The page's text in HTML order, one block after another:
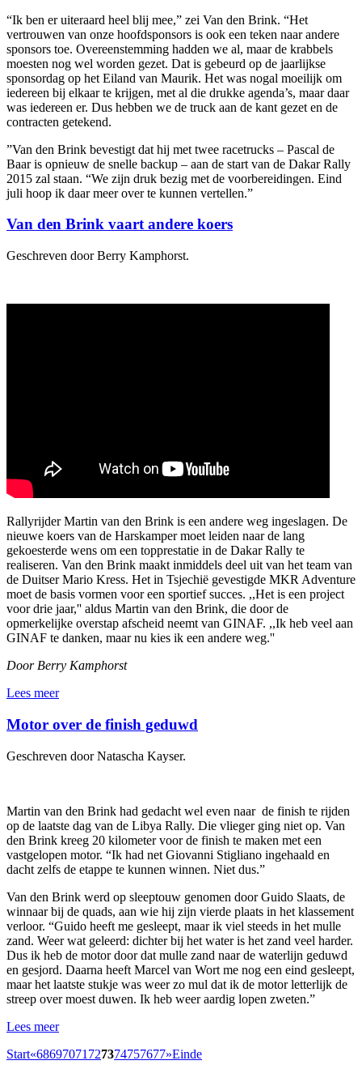
“Ik ben er uiteraard heel blij mee,” zei Van den Brink. “Het
vertrouwen van onze hoofdsponsors is ook een teken naar andere
sponsors toe. Overeenstemming hadden we al, maar de krabbels
moesten nog wel worden gezet. Dat is gebeurd op de jaarlijkse
sponsordag op het Eiland van Maurik. Het was nogal moeilijk om
iedereen bij elkaar te krijgen, met al die drukke agenda’s, maar daar
was iedereen er. Dus hebben we de truck aan de kant gezet en de
contracten getekend.
”Van den Brink bevestigt dat hij met twee racetrucks – Pascal de
Baar is opnieuw de snelle backup – aan de start van de Dakar Rally
2015 zal staan. “We zijn druk bezig met de voorbereidingen. Eind
juli hoop ik daar meer over te kunnen vertellen.”
Van den Brink vaart andere koers
Geschreven door Berry Kamphorst.
Rallyrijder Martin van den Brink is een andere weg ingeslagen. De
nieuwe koers van de Harskamper moet leiden naar de lang
gekoesterde wens om een topprestatie in de Dakar Rally te
realiseren. Van den Brink maakt inmiddels deel uit van het team van
de Duitser Mario Kress. Het in Tsjechië gevestigde MKR Adventure
moet de basis vormen voor een sportief succes. ,,Het is een project
voor drie jaar,'' aldus Martin van den Brink, die door de
opmerkelijke overstap afscheid neemt van GINAF. ,,Ik heb veel aan
GINAF te danken, maar nu kies ik een andere weg.''
Door Berry Kamphorst
Lees meer
Motor over de finish geduwd
Geschreven door Natascha Kayser.
Martin van den Brink had gedacht wel even naar de finish te rijden
op de laatste dag van de Libya Rally. Die vlieger ging niet op. Van
den Brink kreeg 20 kilometer voor de finish te maken met een
vastgelopen motor. “Ik had net Giovanni Stigliano ingehaald en
dacht zelfs de etappe te kunnen winnen. Niet dus.”
Van den Brink werd op sleeptouw genomen door Guido Slaats, de
winnaar bij de quads, aan wie hij zijn vierde plaats in het klassement
verloor. “Guido heeft me gesleept, maar ik viel steeds in het mulle
zand. Weer wat geleerd: dichter bij het water is het zand veel harder.
Dus ik heb de motor door dat mulle zand naar de waterlijn geduwd
en gesjord. Daarna heeft Marcel van Wort me nog een eind gesleept,
maar het laatste stukje was weer zo mul dat ik de motor letterlijk de
streep over moest duwen. Ik heb weer aardig lopen zweten.”
Lees meer
Start«68697071 727374757677»Einde